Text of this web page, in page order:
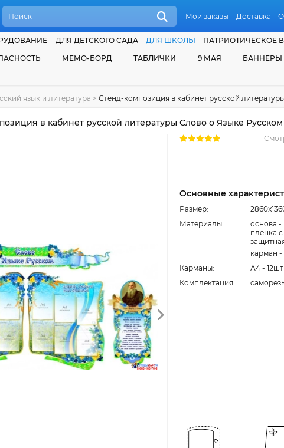
Мои заказы Доставка
ДЛЯ ДЕТСКОГО САДА ДЛЯ ШКОЛЫ ПАТРИОТИЧЕСКОЕ
МЕМО-БОРД ТАБЛИЧКИ 9 МАЯ БАННЕРЫ
язык и литература > Стенд-композиция в кабинет русской
в кабинет русской литературы Слово о Языке Русском
Основные
Размер:
Материалы:
основа
плёнка
карман
Карманы:
А4 - 12шт
Комплектация: